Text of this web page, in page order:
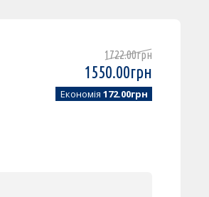
1722.00грн
1550.00грн
Економія 172.00грн